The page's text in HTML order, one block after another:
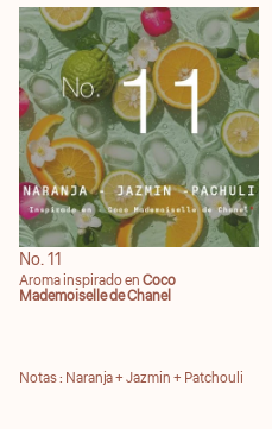
No. 11
No. 11
Aroma inspirado enCoco
Mademoiselle de Chanel
Notas : Naranja + Jazmin + Patchouli